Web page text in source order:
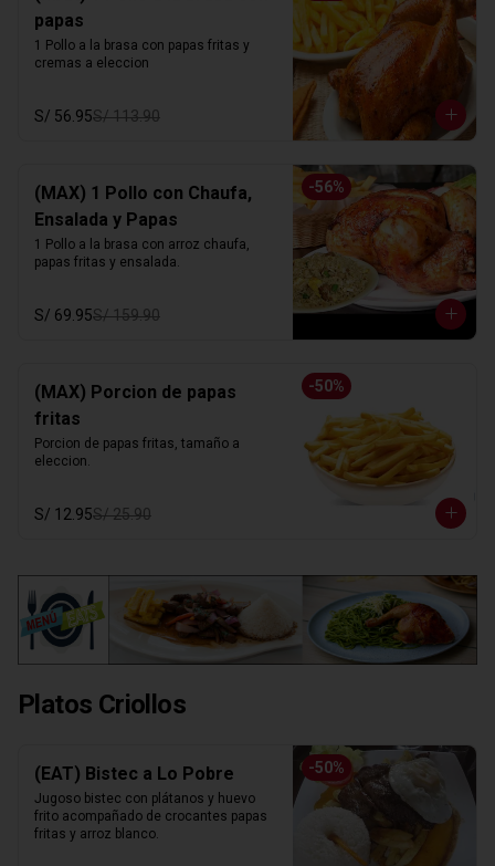
papas
1 Pollo a la brasa con papas fritas y
cremas a eleccion
S/ 56.95S/ 113.90
-56%
(MAX) 1 Pollo con Chaufa,
Ensalada y Papas
1 Pollo a la brasa con arroz chaufa,
papas fritas y ensalada.
S/ 69.95S/ 159.90
-50%
(MAX) Porcion de papas
fritas
Porcion de papas fritas, tamaño a
eleccion.
S/ 12.95S/ 25.90
Platos Criollos
-50%
(EAT) Bistec a Lo Pobre
Jugoso bistec con plátanos y huevo
frito acompañado de crocantes papas
fritas y arroz blanco.